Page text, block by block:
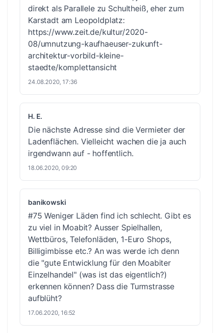
direkt als Parallele zu Schultheiß, eher zum
Karstadt am Leopoldplatz:
https://www.zeit.de/kultur/2020-
08/umnutzung-kaufhaeuser-zukunft-
architektur-vorbild-kleine-
staedte/komplettansicht
24.08.2020, 17:36
H. E.
Die nächste Adresse sind die Vermieter der
Ladenflächen. Vielleicht wachen die ja auch
irgendwann auf - hoffentlich.
18.06.2020, 09:20
banikowski
#75 Weniger Läden find ich schlecht. Gibt es
zu viel in Moabit? Ausser Spielhallen,
Wettbüros, Telefonläden, 1-Euro Shops,
Billigimbisse etc.? An was werde ich denn
die "gute Entwicklung für den Moabiter
Einzelhandel" (was ist das eigentlich?)
erkennen können? Dass die Turmstrasse
aufblüht?
17.06.2020, 16:52